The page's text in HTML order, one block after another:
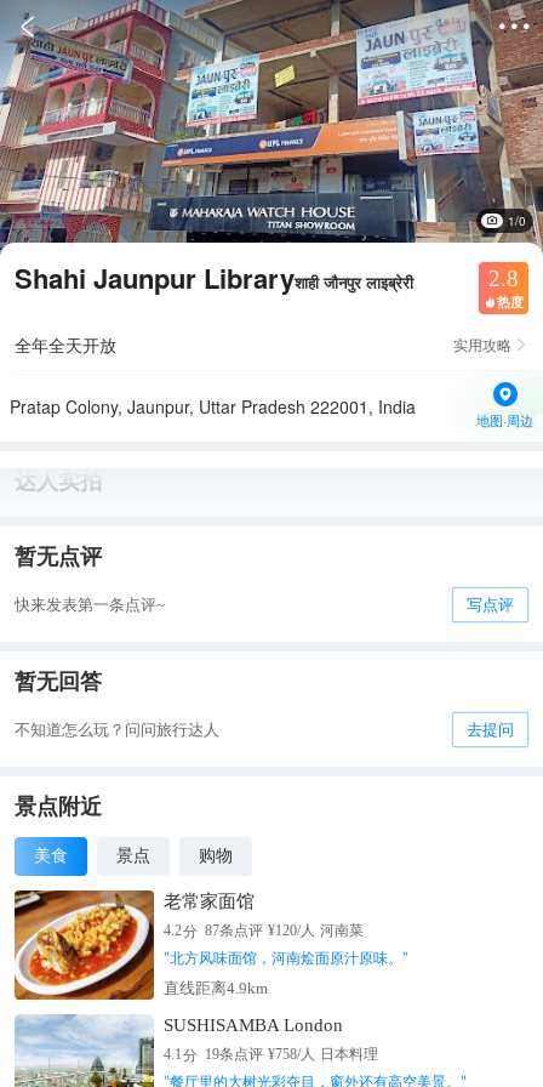
 
1/0
Shahi Jaunpur Libraryशाही जौनपुर लाइब्रेरी 2.8
 热度
全年全天开放 实用攻略 
Pratap Colony, Jaunpur, Uttar Pradesh 222001, India
地图·周边
达人实拍
暂无点评
快来发表第一条点评~ 写点评
暂无回答
不知道怎么玩？问问旅行达人 去提问
景点附近
美食 景点 购物
老常家面馆
4.2分 87条点评 ¥120/人 河南菜
"北方风味面馆，河南烩面原汁原味。 "
直线距离4.9km
SUSHISAMBA London
4.1分 19条点评 ¥758/人 日本料理
"餐厅里的大树光彩夺目，窗外还有高空美景。 "